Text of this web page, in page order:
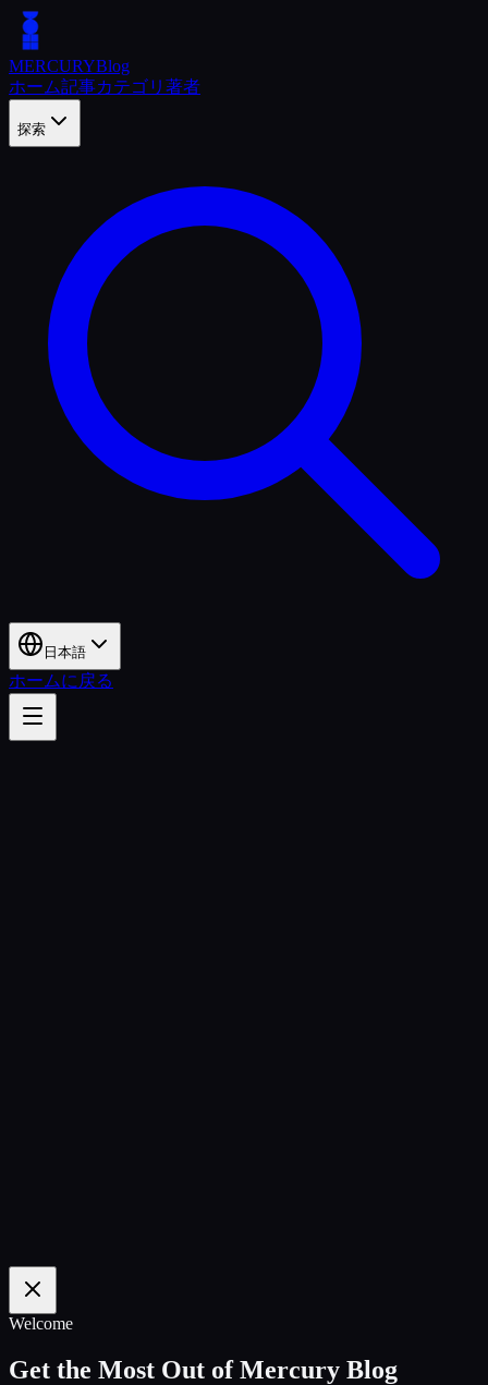
MERCURYBlog
ホーム記事カテゴリ 著者
探索
日本語
ホームに戻る
100 %
Welcome
Get the Most Out of Mercury Blog